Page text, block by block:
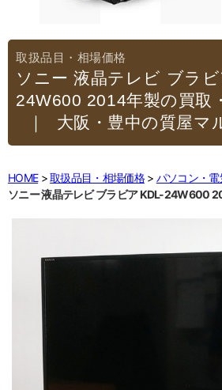
ソニー 液晶テレビ ブラ
24W600 2014年製の買取
｜大阪・豊中の質屋マ
HOME 取扱品目・相場価格 パソコン・電
ソニー 液晶テレビ ブラビア KDL-24W600